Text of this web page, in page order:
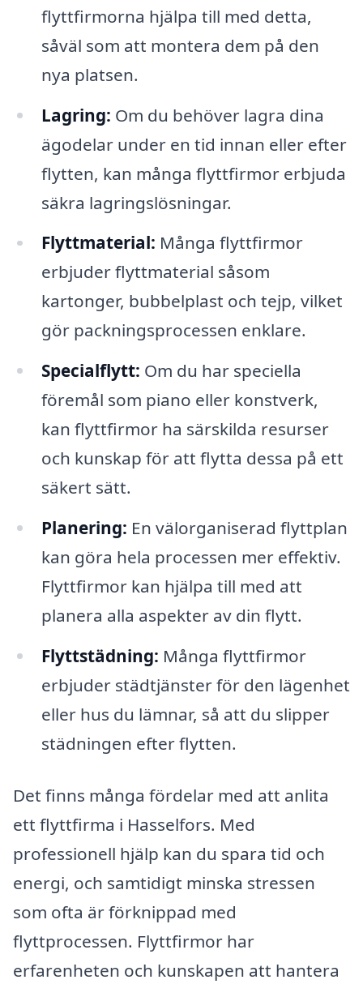
flyttfirmorna hjälpa till med detta,
såväl som att montera dem på den
nya platsen.
Lagring: Om du behöver lagra dina
ägodelar under en tid innan eller efter
flytten, kan många flyttfirmor erbjuda
säkra lagringslösningar.
Flyttmaterial: Många flyttfirmor
erbjuder flyttmaterial såsom
kartonger, bubbelplast och tejp, vilket
gör packningsprocessen enklare.
Specialflytt: Om du har speciella
föremål som piano eller konstverk,
kan flyttfirmor ha särskilda resurser
och kunskap för att flytta dessa på ett
säkert sätt.
Planering: En välorganiserad flyttplan
kan göra hela processen mer effektiv.
Flyttfirmor kan hjälpa till med att
planera alla aspekter av din flytt.
Flyttstädning: Många flyttfirmor
erbjuder städtjänster för den lägenhet
eller hus du lämnar, så att du slipper
städningen efter flytten.
Det finns många fördelar med att anlita
ett flyttfirma i Hasselfors. Med
professionell hjälp kan du spara tid och
energi, och samtidigt minska stressen
som ofta är förknippad med
flyttprocessen. Flyttfirmor har
erfarenheten och kunskapen att hantera